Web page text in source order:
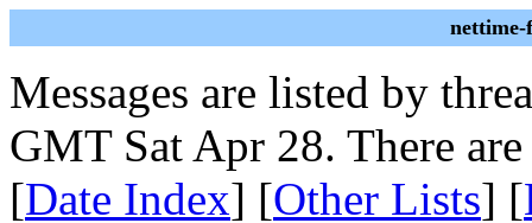
Messages are listed by
GMT Sat Apr 28. There are
[Date Index] [Other Lists] [